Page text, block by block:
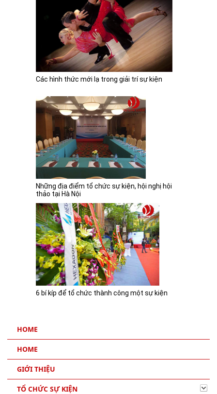
Các hình thức mới lạ trong giải trí sự kiện
Những địa điểm tổ chức sự kiện, hội nghị hội
thảo tại Hà Nội
6 bí kíp để tổ chức thành công một sự kiện
HOME
HOME
GIỚI THIỆU
TỔ CHỨC SỰ KIỆN